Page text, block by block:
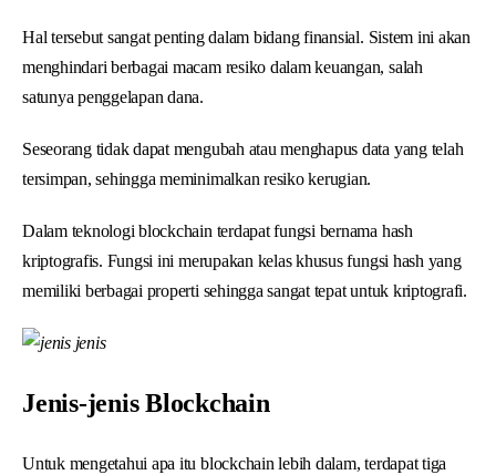
Hal tersebut sangat penting dalam bidang finansial. Sistem ini akan
menghindari berbagai macam resiko dalam keuangan, salah
satunya penggelapan dana.
Seseorang tidak dapat mengubah atau menghapus data yang telah
tersimpan, sehingga meminimalkan resiko kerugian.
Dalam teknologi blockchain terdapat fungsi bernama hash
kriptografis. Fungsi ini merupakan kelas khusus fungsi hash yang
memiliki berbagai properti sehingga sangat tepat untuk kriptografi.
Jenis-jenis Blockchain
Untuk mengetahui apa itu blockchain lebih dalam, terdapat tiga